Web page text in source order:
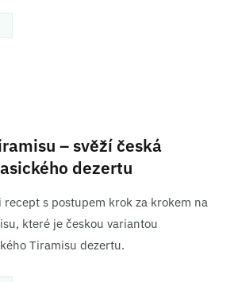
– svěží česká
dezertu
recept s postupem krok za krokem na
které je českou variantou
Tiramisu dezertu.